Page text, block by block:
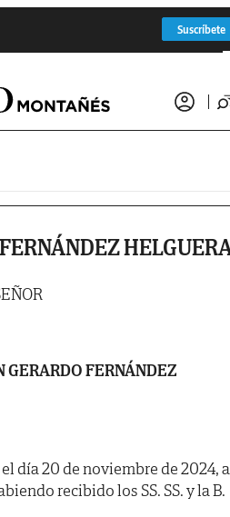
Suscríbete
GERARDO FERNÁNDEZ
día 20 de noviembre de 2024, a
recibido los SS. SS. y la B.